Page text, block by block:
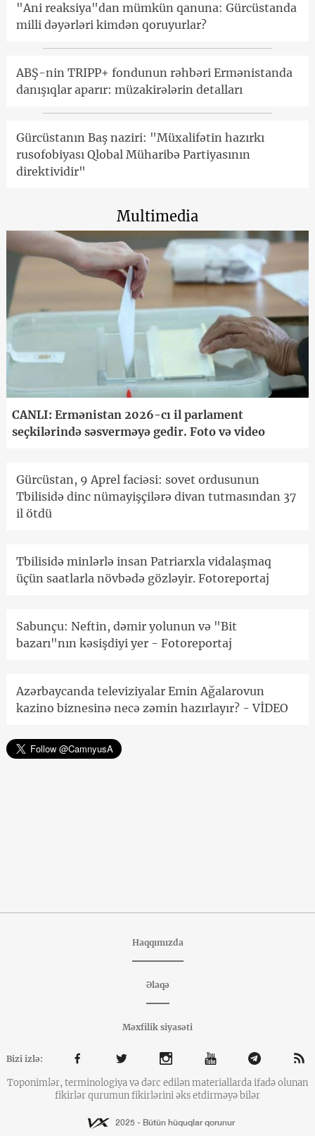
"Ani reaksiya"dan mümkün qanuna: Gürcüstanda
milli dəyərləri kimdən qoruyurlar?
ABŞ-nin TRIPP+ fondunun rəhbəri Ermənistanda
danışıqlar aparır: müzakirələrin detalları
Gürcüstanın Baş naziri: "Müxalifətin hazırkı
rusofobiyası Qlobal Müharibə Partiyasının
direktividir"
Multimedia
CANLI: Ermənistan 2026-cı il parlament
seçkilərində səsverməyə gedir. Foto və video
Gürcüstan, 9 Aprel faciəsi: sovet ordusunun
Tbilisidə dinc nümayişçilərə divan tutmasından 37
il ötdü
Tbilisidə minlərlə insan Patriarxla vidalaşmaq
üçün saatlarla növbədə gözləyir. Fotoreportaj
Sabunçu: Neftin, dəmir yolunun və "Bit
bazarı"nın kəsişdiyi yer - Fotoreportaj
Azərbaycanda televiziyalar Emin Ağalarovun
kazino biznesinə necə zəmin hazırlayır? - VİDEO
Haqqımızda
Əlaqə
Məxfilik siyasəti
Bizi izlə:
Toponimlər, terminologiya və dərc edilən materiallarda ifadə olunan
fikirlər qurumun fikirlərini əks etdirməyə bilər
2025 - Bütün hüquqlar qorunur